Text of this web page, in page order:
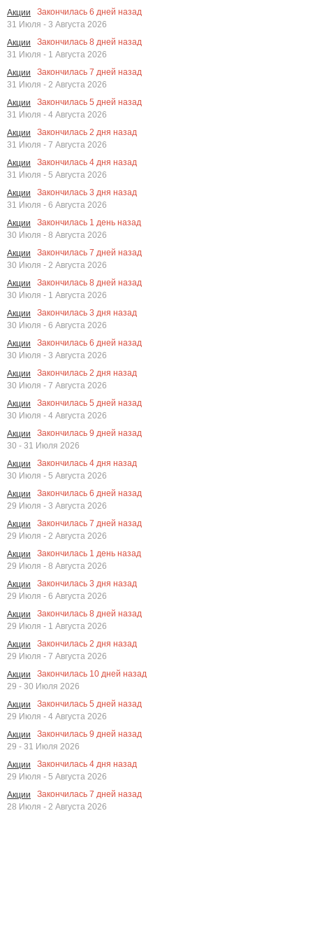
Акции
Закончилась 6 дней назад
31 Июля - 3 Августа 2026
Акции
Закончилась 8 дней назад
31 Июля - 1 Августа 2026
Акции
Закончилась 7 дней назад
31 Июля - 2 Августа 2026
Акции
Закончилась 5 дней назад
31 Июля - 4 Августа 2026
Акции
Закончилась 2 дня назад
31 Июля - 7 Августа 2026
Акции
Закончилась 4 дня назад
31 Июля - 5 Августа 2026
Акции
Закончилась 3 дня назад
31 Июля - 6 Августа 2026
Акции
Закончилась 1 день назад
30 Июля - 8 Августа 2026
Акции
Закончилась 7 дней назад
30 Июля - 2 Августа 2026
Акции
Закончилась 8 дней назад
30 Июля - 1 Августа 2026
Акции
Закончилась 3 дня назад
30 Июля - 6 Августа 2026
Акции
Закончилась 6 дней назад
30 Июля - 3 Августа 2026
Акции
Закончилась 2 дня назад
30 Июля - 7 Августа 2026
Акции
Закончилась 5 дней назад
30 Июля - 4 Августа 2026
Акции
Закончилась 9 дней назад
30 - 31 Июля 2026
Акции
Закончилась 4 дня назад
30 Июля - 5 Августа 2026
Акции
Закончилась 6 дней назад
29 Июля - 3 Августа 2026
Акции
Закончилась 7 дней назад
29 Июля - 2 Августа 2026
Акции
Закончилась 1 день назад
29 Июля - 8 Августа 2026
Акции
Закончилась 3 дня назад
29 Июля - 6 Августа 2026
Акции
Закончилась 8 дней назад
29 Июля - 1 Августа 2026
Акции
Закончилась 2 дня назад
29 Июля - 7 Августа 2026
Акции
Закончилась 10 дней назад
29 - 30 Июля 2026
Акции
Закончилась 5 дней назад
29 Июля - 4 Августа 2026
Акции
Закончилась 9 дней назад
29 - 31 Июля 2026
Акции
Закончилась 4 дня назад
29 Июля - 5 Августа 2026
Акции
Закончилась 7 дней назад
28 Июля - 2 Августа 2026